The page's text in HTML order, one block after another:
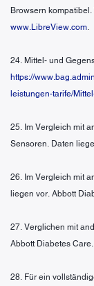
Browsern
www.LibreView.com.
24. Mittel- und
https://
leistungen-tarife/
25. Im Vergleich mit
Sensoren. Daten
26. Im Vergleich mit
liegen vor. Abbott
27. Verglichen mit
Abbott Diabetes Care.
28. Für ein